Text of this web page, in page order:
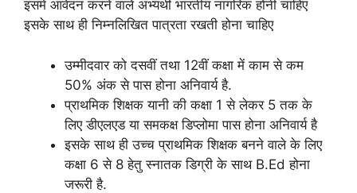
इसमें आवेदन करने वाले अभ्यर्थी भारतीय नागरिक होनी चाहिए
इसके साथ ही निम्नलिखित पात्रता रखती होना चाहिए
उम्मीदवार को दसवीं तथा 12वीं कक्षा में काम से कम
50% अंक से पास होना अनिवार्य है.
प्राथमिक शिक्षक यानी की कक्षा 1 से लेकर 5 तक के
लिए डीएलएड या समकक्ष डिप्लोमा पास होना अनिवार्य है
इसके साथ ही उच्च प्राथमिक शिक्षक बनने वाले के लिए
कक्षा 6 से 8 हेतु स्नातक डिग्री के साथ B.Ed होना
जरूरी है.